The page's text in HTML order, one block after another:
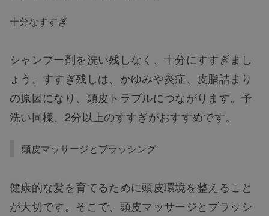
十分なすすぎ
シャンプー剤を洗い残しなく、十分にすすぎまし
ょう。すすぎ残しは、かゆみや炎症、皮脂詰まり
の原因になり、頭皮トラブルにつながります。予
洗い同様、2分以上のすすぎがおすすめです。
頭皮マッサージとブラッシング
健康的な髪を育てるために頭皮環境を整えること
が大切です。そこで、頭皮マッサージとブラッシ